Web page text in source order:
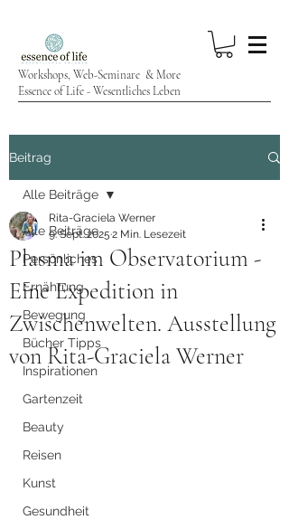
Workshops, Web-Seminare & More
Essence of Life - Wesentliches Leben
Beitrag
Alle Beiträge
Persönliches
Ernährung
Bewegung
Bücher Tipps
Inspirationen
Gartenzeit
Beauty
Reisen
Kunst
Gesundheit
Alle Beiträge
Plasma im Observatorium -
Eine Expedition in
Zwischenwelten. Ausstellung
von Rita-Graciela Werner
Rita-Graciela Werner
9. Sept. 2025 2 Min. Lesezeit